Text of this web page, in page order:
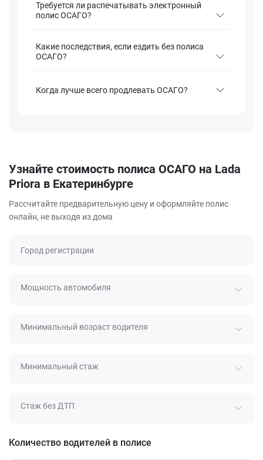
Требуется ли распечатывать электронный
полис ОСАГО?
Какие последствия, если ездить без полиса
ОСАГО?
Когда лучше всего продлевать ОСАГО?
Узнайте стоимость полиса ОСАГО на Lada
Priora в Екатеринбурге
Рассчитайте предварительную цену и оформляйте полис
онлайн, не выходя из дома
Город регистрации
Мощность автомобиля
Минимальный возраст водителя
Минимальный стаж
Стаж без ДТП
Количество водителей в полисе